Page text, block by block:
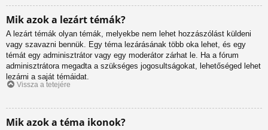
Mik azok a lezárt témák?
A lezárt témák olyan témák, melyekbe nem lehet hozzászólást küldeni
vagy szavazni bennük. Egy téma lezárásának több oka lehet, és egy
témát egy adminisztrátor vagy egy moderátor zárhat le. Ha a fórum
adminisztrátora megadta a szükséges jogosultságokat, lehetőséged lehet
lezárni a saját témáidat.
Vissza a tetejére
Mik azok a téma ikonok?